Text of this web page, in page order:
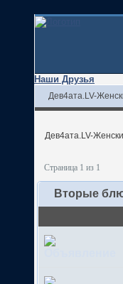
Наши Друзья
Дев4ата.LV-
Дев4ата.LV-
Страница 1 из 1
Вторые